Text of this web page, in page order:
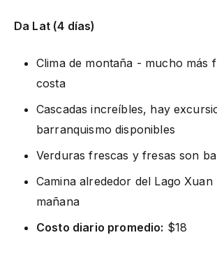
Da Lat (4 días)
Clima de montaña - mucho más
costa
Cascadas increíbles, hay
barranquismo disponibles
Verduras frescas y fresas son
Camina alrededor del Lago
mañana
Costo diario promedio: $18